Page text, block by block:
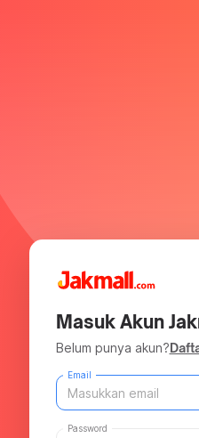
Masuk Akun
Belum punya akun?
Email
Password